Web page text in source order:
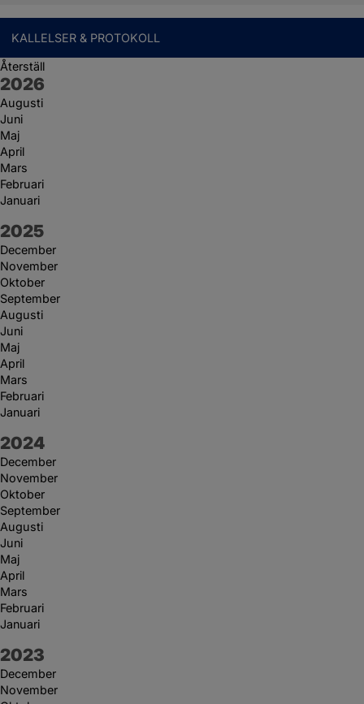
KALLELSER & PROTOKOLL
Återställ
År:
2026
Augusti
Juni
Maj
April
Mars
Februari
Januari
År:
2025
December
November
Oktober
September
Augusti
Juni
Maj
April
Mars
Februari
Januari
År:
2024
December
November
Oktober
September
Augusti
Juni
Maj
April
Mars
Februari
Januari
År:
2023
December
November